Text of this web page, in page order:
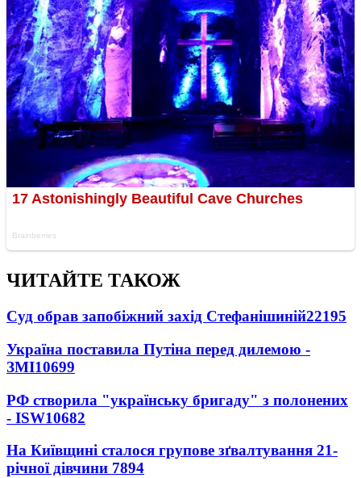
ЧИТАЙТЕ ТАКОЖ
Суд обрав запобіжний захід Стефанішиній22195
Україна поставила Путіна перед дилемою -
ЗМІ10699
РФ створила "українську бригаду" з полонених
- ISW10682
На Київщині сталося групове зґвалтування 21-
річної дівчини 7894